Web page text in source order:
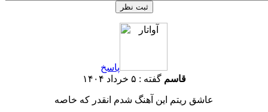
پاسخ
قاسم گفته : ۵ خرداد ۱۴۰۴
عاشق ریتم این آهنگ شدم انقدر که خاصه